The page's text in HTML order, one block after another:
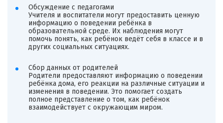
Обсуждение с педагогами
Учителя и воспитатели могут предоставить ценную
информацию о поведении ребёнка в
образовательной среде. Их наблюдения могут
помочь понять, как ребёнок ведёт себя в классе и в
других социальных ситуациях.
Сбор данных от родителей
Родители предоставляют информацию о поведении
ребёнка дома, его реакции на различные ситуации и
изменения в поведении. Это помогает создать
полное представление о том, как ребёнок
взаимодействует с окружающим миром.